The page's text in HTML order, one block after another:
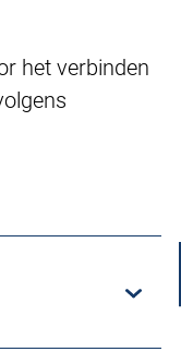
het verbinden